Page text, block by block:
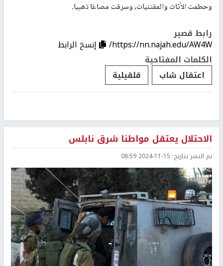
وحطمت الأثاث والمقتنيات، وسرقت مصاغا ذهبيا.
رابط قصير
https://nn.najah.edu/AW4W/
إنسخ الرابط
الكلمات المفتاحية
اعتقال شاب
قلقيلية
الاحتلال يعتقل مواطنا شرق نابلس
تم النشر بتاريخ: 2024-11-15 08:59